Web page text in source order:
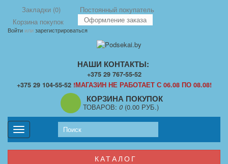
Закладки (0)
Постоянный покупатель
Корзина покупок
Оформление заказа
Войти илизарегистрироваться
НАШИ КОНТАКТЫ:
+375 29 767-55-52
+375 29 104-55-52 !МАГАЗИН НЕ РАБОТАЕТ С 06.08 ПО 08.08!
КОРЗИНА ПОКУПОК
ТОВАРОВ: 0(0.00 РУБ.)
Toggle
navigation
КАТАЛОГ